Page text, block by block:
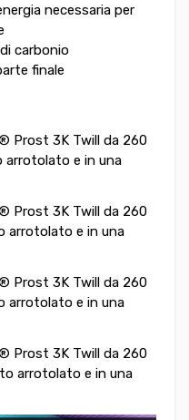
necessaria per
carbonio
finale
Prost 3K Twill da 260
arrotolato e in una
Prost 3K Twill da 260
arrotolato e in una
Prost 3K Twill da 260
arrotolato e in una
Prost 3K Twill da 260
arrotolato e in una